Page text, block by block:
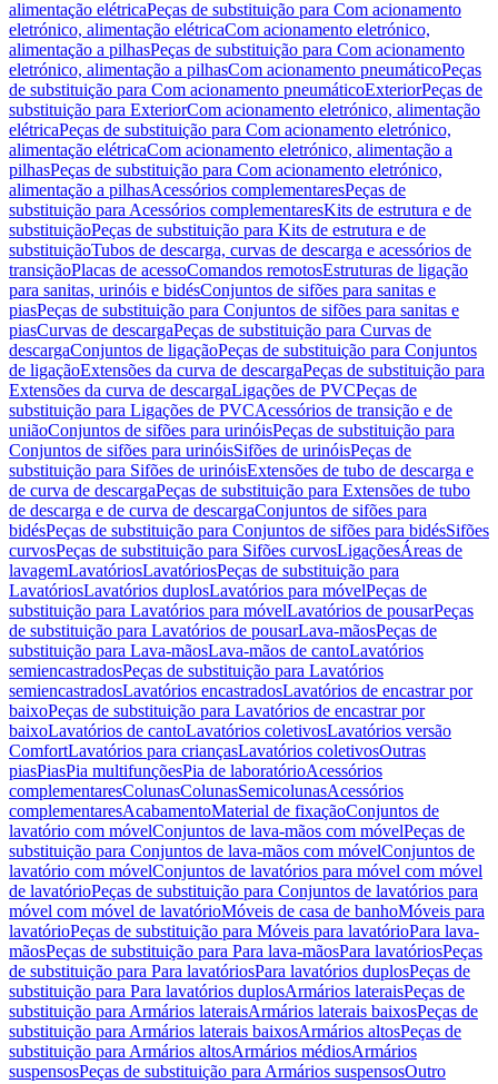
alimentação elétricaPeças de substituição para Com acionamento
eletrónico, alimentação elétricaCom acionamento eletrónico,
alimentação a pilhasPeças de substituição para Com acionamento
eletrónico, alimentação a pilhasCom acionamento pneumáticoPeças
de substituição para Com acionamento pneumáticoExteriorPeças de
substituição para ExteriorCom acionamento eletrónico, alimentação
elétricaPeças de substituição para Com acionamento eletrónico,
alimentação elétricaCom acionamento eletrónico, alimentação a
pilhasPeças de substituição para Com acionamento eletrónico,
alimentação a pilhasAcessórios complementaresPeças de
substituição para Acessórios complementaresKits de estrutura e de
substituiçãoPeças de substituição para Kits de estrutura e de
substituiçãoTubos de descarga, curvas de descarga e acessórios de
transiçãoPlacas de acessoComandos remotosEstruturas de ligação
para sanitas, urinóis e bidésConjuntos de sifões para sanitas e
piasPeças de substituição para Conjuntos de sifões para sanitas e
piasCurvas de descargaPeças de substituição para Curvas de
descargaConjuntos de ligaçãoPeças de substituição para Conjuntos
de ligaçãoExtensões da curva de descargaPeças de substituição para
Extensões da curva de descargaLigações de PVCPeças de
substituição para Ligações de PVCAcessórios de transição e de
uniãoConjuntos de sifões para urinóisPeças de substituição para
Conjuntos de sifões para urinóisSifões de urinóisPeças de
substituição para Sifões de urinóisExtensões de tubo de descarga e
de curva de descargaPeças de substituição para Extensões de tubo
de descarga e de curva de descargaConjuntos de sifões para
bidésPeças de substituição para Conjuntos de sifões para bidésSifões
curvosPeças de substituição para Sifões curvosLigaçõesÁreas de
lavagemLavatóriosLavatóriosPeças de substituição para
LavatóriosLavatórios duplosLavatórios para móvelPeças de
substituição para Lavatórios para móvelLavatórios de pousarPeças
de substituição para Lavatórios de pousarLava-mãosPeças de
substituição para Lava-mãosLava-mãos de cantoLavatórios
semiencastradosPeças de substituição para Lavatórios
semiencastradosLavatórios encastradosLavatórios de encastrar por
baixoPeças de substituição para Lavatórios de encastrar por
baixoLavatórios de cantoLavatórios coletivosLavatórios versão
ComfortLavatórios para criançasLavatórios coletivosOutras
piasPiasPia multifunçõesPia de laboratórioAcessórios
complementaresColunasColunasSemicolunasAcessórios
complementaresAcabamentoMaterial de fixaçãoConjuntos de
lavatório com móvelConjuntos de lava-mãos com móvelPeças de
substituição para Conjuntos de lava-mãos com móvelConjuntos de
lavatório com móvelConjuntos de lavatórios para móvel com móvel
de lavatórioPeças de substituição para Conjuntos de lavatórios para
móvel com móvel de lavatórioMóveis de casa de banhoMóveis para
lavatórioPeças de substituição para Móveis para lavatórioPara lava-
mãosPeças de substituição para Para lava-mãosPara lavatóriosPeças
de substituição para Para lavatóriosPara lavatórios duplosPeças de
substituição para Para lavatórios duplosArmários lateraisPeças de
substituição para Armários lateraisArmários laterais baixosPeças de
substituição para Armários laterais baixosArmários altosPeças de
substituição para Armários altosArmários médiosArmários
suspensosPeças de substituição para Armários suspensosOutro